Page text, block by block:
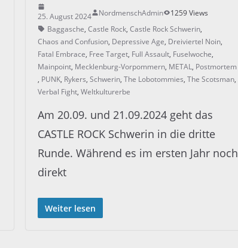
25. August 2024 NordmenschAdmin
1259 Views
Baggasche,Castle Rock,Castle Rock Schwerin,
Chaos and Confusion, Depressive Age, Dreiviertel Noin,
Fatal Embrace, Free Target, Full Assault, Fuselwoche,
Mainpoint, Mecklenburg-Vorpommern, METAL, Postmortem
, PUNK, Rykers,Schwerin,The Lobotommies,The Scotsman,
Verbal Fight,Weltkulturerbe
Am 20.09. und 21.09.2024 geht das
CASTLE ROCK Schwerin in die dritte
Runde. Während es im ersten Jahr noch
direkt
Weiter lesen